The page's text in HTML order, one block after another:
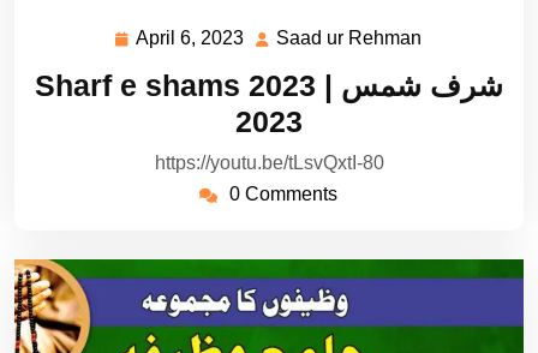
April 6, 2023 April
2023
Saad ur Rehman
Rehman
Sharf e shams 2023 | شرف شمس
2023
https://youtu.be/tLsvQxtI-80
0 Comments